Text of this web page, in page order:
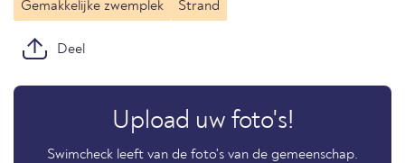
Gemakkelijke zwemplek Strand
Deel
Upload uw foto's!
Swimcheck leeft van de foto's van de gemeenschap.